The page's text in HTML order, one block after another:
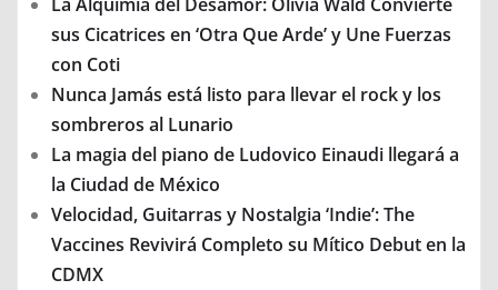
sus Cicatrices en ‘Otra Que Arde’ y Une Fuerzas
con Coti
Nunca Jamás está listo para llevar el rock y los
sombreros al Lunario
La magia del piano de Ludovico Einaudi llegará a
la Ciudad de México
Velocidad, Guitarras y Nostalgia ‘Indie’: The
Vaccines Revivirá Completo su Mítico Debut en la
CDMX